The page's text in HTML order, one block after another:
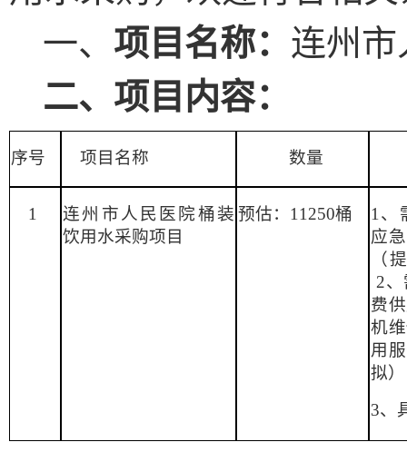
一、 项目名称： 连州
二、 项目内容：
序号 项目名称 数量
1 连州市人民 医院桶装
饮用水采购项目
预估： 11250桶
1、
应
（
2
费
机
用
拟）
3、